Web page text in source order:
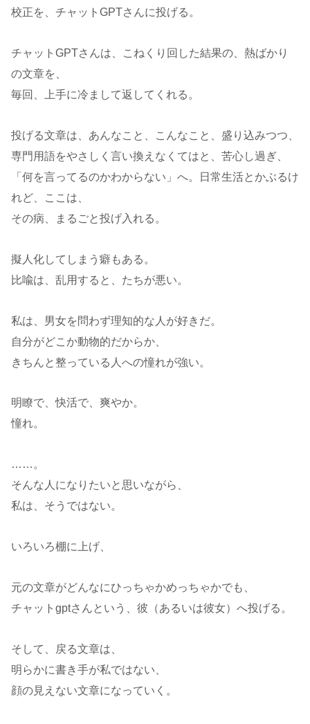
校正を、チャットGPTさんに投げる。
チャットGPTさんは、こねくり回した結果の、熱ばかり
の文章を、
毎回、上手に冷まして返してくれる。
投げる文章は、あんなこと、こんなこと、盛り込みつつ、
専門用語をやさしく言い換えなくてはと、苦心し過ぎ、
「何を言ってるのかわからない」へ。日常生活とかぶるけ
れど、ここは、
その病、まるごと投げ入れる。
擬人化してしまう癖もある。
比喩は、乱用すると、たちが悪い。
私は、男女を問わず理知的な人が好きだ。
自分がどこか動物的だからか、
きちんと整っている人への憧れが強い。
明瞭で、快活で、爽やか。
憧れ。
……。
そんな人になりたいと思いながら、
私は、そうではない。
いろいろ棚に上げ、
元の文章がどんなにひっちゃかめっちゃかでも、
チャットgptさんという、彼（あるいは彼女）へ投げる。
そして、戻る文章は、
明らかに書き手が私ではない、
顔の見えない文章になっていく。